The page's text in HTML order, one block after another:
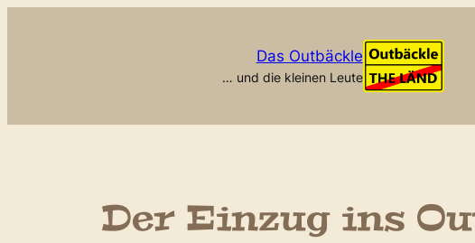
Das Outbäckle
… und die kleinen Leute
Der Einzug ins